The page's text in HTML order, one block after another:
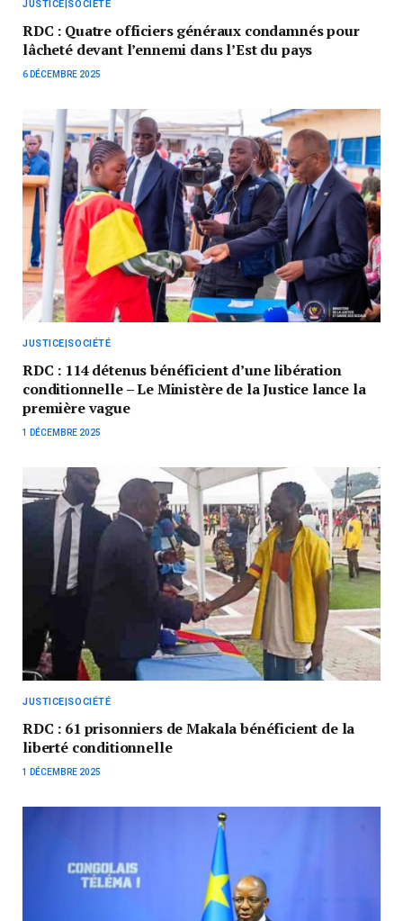
JUSTICE|SOCIÉTÉ
RDC : Quatre officiers généraux condamnés pour
lâcheté devant l’ennemi dans l’Est du pays
6 DÉCEMBRE 2025
JUSTICE|SOCIÉTÉ
RDC : 114 détenus bénéficient d’une libération
conditionnelle – Le Ministère de la Justice lance la
première vague
1 DÉCEMBRE 2025
JUSTICE|SOCIÉTÉ
RDC : 61 prisonniers de Makala bénéficient de la
liberté conditionnelle
1 DÉCEMBRE 2025